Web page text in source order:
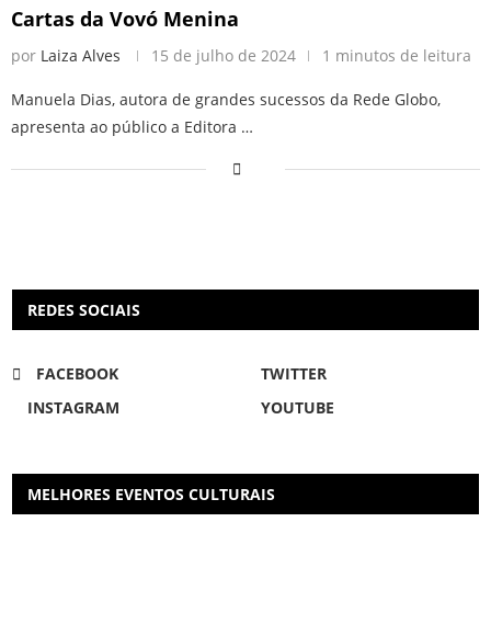
Cartas da Vovó Menina
por Laiza Alves 15 de julho de 2024 1 minutos de leitura
Manuela Dias, autora de grandes sucessos da Rede Globo,
apresenta ao público a Editora …
REDES SOCIAIS
FACEBOOK
TWITTER
INSTAGRAM
YOUTUBE
MELHORES EVENTOS CULTURAIS